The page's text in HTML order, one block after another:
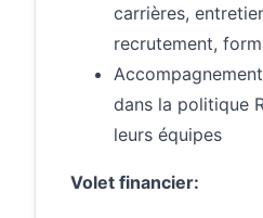
carrières,
recrutement,
dans la politique
leurs équipes
Volet financier: